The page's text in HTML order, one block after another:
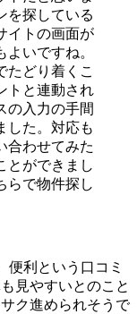
を探している
イトの画面が
いですね。
たどり着くこ
トと連動され
の入力の手間
した。対応も
合わせてみた
とができまし
らで物件探し
便利という口コミ
見やすいとのこと
ク進められそうで